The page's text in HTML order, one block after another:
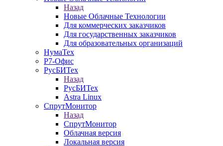
Назад
Новые Облачные Технологии
Для коммерческих заказчиков
Для государственных заказчиков
Для образовательных организаций
НумаТех
Р7-Офис
РусБИТех
Назад
РусБИТех
Astra Linux
СпрутМонитор
Назад
СпрутМонитор
Облачная версия
Локальная версия